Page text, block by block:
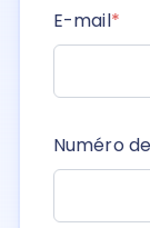
E-mail*
Numéro